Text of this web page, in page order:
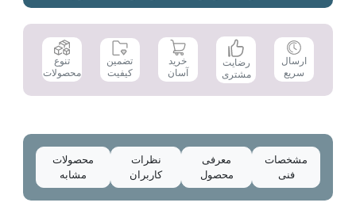
ارسال
سریع
رضایت
مشتری
خرید
آسان
تضمین
کیفیت
تنوع
محصولات
مشخصات
فنی
معرفی
محصول
نظرات
کاربران
محصولات
مشابه